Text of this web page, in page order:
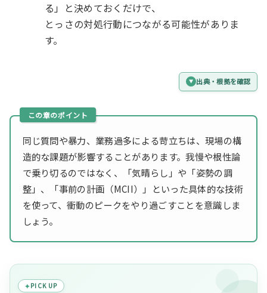
る」と決めておくだけで、
とっさの対処行動につながる可能性がありま
す。
出典・根拠を確認
同じ質問や暴力、業務過多による苛立ちは、現場の構
造的な課題が影響することがあります。我慢や根性論
で乗り切るのではなく、「気晴らし」や「姿勢の調
整」、「事前の計画（MCII）」といった具体的な技術
を使って、衝動のピークをやり過ごすことを意識しま
しょう。
PICK UP